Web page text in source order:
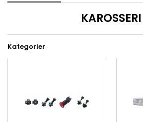
KAROSSERI
Kategorier